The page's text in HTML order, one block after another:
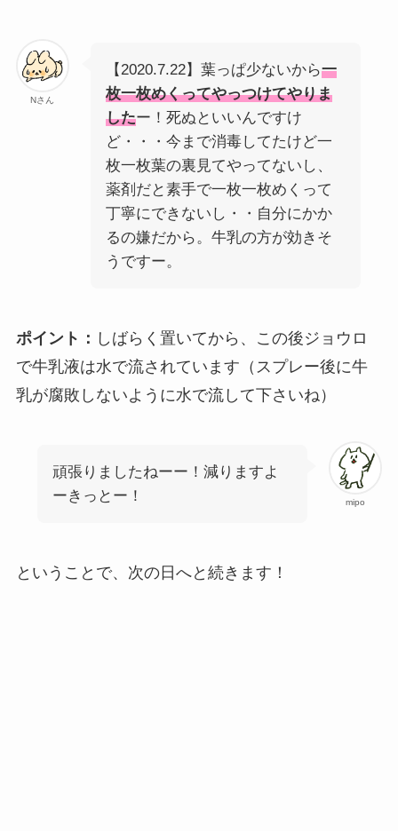
Nさん
【2020.7.22】葉っぱ少ないから一
枚一枚めくってやっつけてやりま
したー！死ぬといいんですけ
ど・・・今まで消毒してたけど一
枚一枚葉の裏見てやってないし、
薬剤だと素手で一枚一枚めくって
丁寧にできないし・・自分にかか
るの嫌だから。牛乳の方が効きそ
うですー。
ポイント： しばらく置いてから、この後ジョウロ
で牛乳液は水で流されています（スプレー後に牛
乳が腐敗しないように水で流して下さいね）
mipo
頑張りましたねーー！減りますよ
ーきっとー！
ということで、次の日へと続きます！